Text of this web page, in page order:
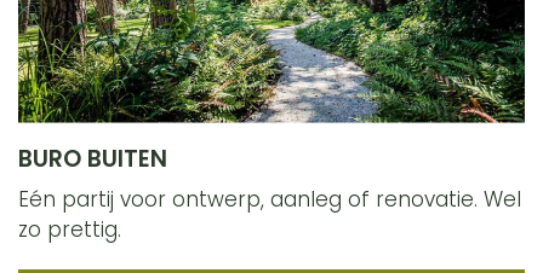
BURO BUITEN
Eén partij voor ontwerp, aanleg of renovatie. Wel
zo prettig.